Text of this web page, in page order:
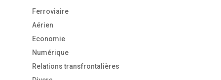
Ferroviaire
Aérien
Economie
Numérique
Relations transfrontalières